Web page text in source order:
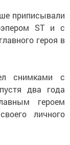
приписывали
ST и с
героя в
снимками с
два года
героем
личного